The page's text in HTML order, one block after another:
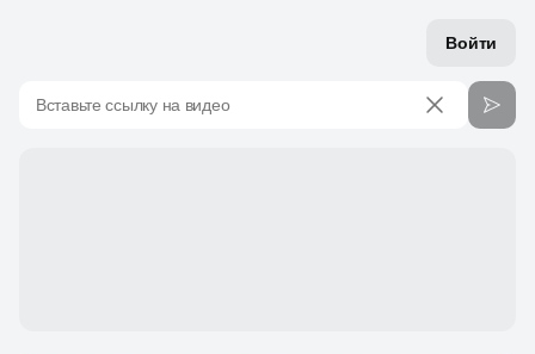
Войти
Вставьте ссылку на видео